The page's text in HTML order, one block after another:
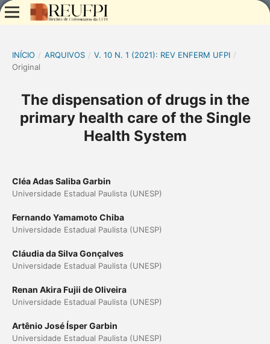
INÍCIO / ARQUIVOS / V. 10 N. 1 (2021): REV ENFERM UFPI /
Original
The dispensation of drugs in the
primary health care of the Single
Health System
Cléa Adas Saliba Garbin
Universidade Estadual Paulista (UNESP)
Fernando Yamamoto Chiba
Universidade Estadual Paulista (UNESP)
Cláudia da Silva Gonçalves
Universidade Estadual Paulista (UNESP)
Renan Akira Fujii de Oliveira
Universidade Estadual Paulista (UNESP)
Artênio José Ísper Garbin
Universidade Estadual Paulista (UNESP)